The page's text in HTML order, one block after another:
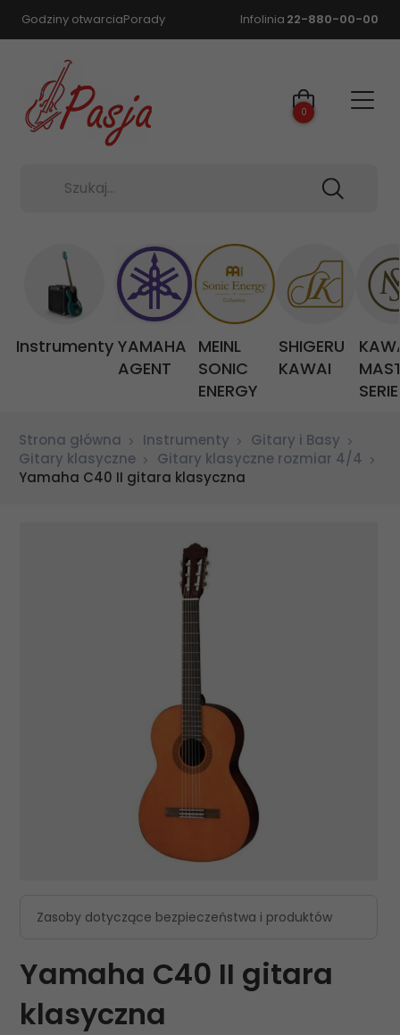
Godziny otwarciaPorady Infolinia 22-880-00-00
Szukaj...
0
Instrumenty YAMAHA
AGENT
MEINL
SONIC
ENERGY
SHIGERU
KAWAI
Strona główna Instrumenty
Gitary i Basy
Gitary klasyczne
Gitary klasyczne rozmiar 4/4
Yamaha C40 II gitara klasyczna
Zasoby dotyczące bezpieczeństwa i produktów
Yamaha C40 II gitara
klasyczna